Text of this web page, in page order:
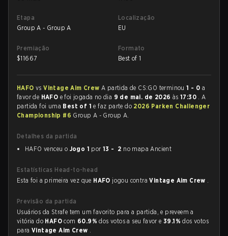
Etapa
Group A - Group A
Localização
EU
Premiação
$11667
Formato
Best of 1
HAFO vsVintage Aim CrewA partida de CS:GO terminou1 - 0 a
favor de HAFO e foi jogada no dia 9 de mai. de 2026 às17:30 . A
partida foi uma Best of 1e faz parte do 2026 Parken Challenger
Championship #6 Group A - Group A.
Detalhes da partida
HAFO venceu o Jogo 1 por13 - 2 no mapa Ancient
Estatísticas Head-to-head
Esta foi a primeira vez que HAFO jogou contraVintage Aim Crew .
Previsão da partida
Usuários da Strafe tem um favorito para a partida, e preveem a
vitória do HAFOcom 60.9%dos votos a seu favor e39.1%dos votos
para Vintage Aim Crew .